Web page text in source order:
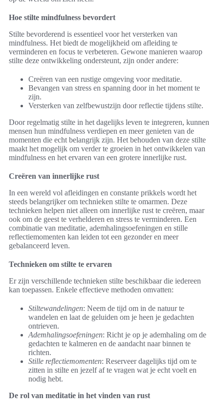
Hoe stilte mindfulness bevordert
Stilte bevorderend is essentieel voor het versterken van
mindfulness. Het biedt de mogelijkheid om afleiding te
verminderen en focus te verbeteren. Gewone manieren waarop
stilte deze ontwikkeling ondersteunt, zijn onder andere:
Creëren van een rustige omgeving voor meditatie.
Bevangen van stress en spanning door in het moment te
zijn.
Versterken van zelfbewustzijn door reflectie tijdens stilte.
Door regelmatig stilte in het dagelijks leven te integreren, kunnen
mensen hun mindfulness verdiepen en meer genieten van de
momenten die echt belangrijk zijn. Het behouden van deze stilte
maakt het mogelijk om verder te groeien in het ontwikkelen van
mindfulness en het ervaren van een grotere innerlijke rust.
Creëren van innerlijke rust
In een wereld vol afleidingen en constante prikkels wordt het
steeds belangrijker om technieken stilte te omarmen. Deze
technieken helpen niet alleen om innerlijke rust te creëren, maar
ook om de geest te verhelderen en stress te verminderen. Een
combinatie van meditatie, ademhalingsoefeningen en stille
reflectiemomenten kan leiden tot een gezonder en meer
gebalanceerd leven.
Technieken om stilte te ervaren
Er zijn verschillende technieken stilte beschikbaar die iedereen
kan toepassen. Enkele effectieve methoden omvatten:
Stiltewandelingen: Neem de tijd om in de natuur te
wandelen en laat de geluiden om je heen je gedachten
ontrieven.
Ademhalingsoefeningen: Richt je op je ademhaling om de
gedachten te kalmeren en de aandacht naar binnen te
richten.
Stille reflectiemomenten: Reserveer dagelijks tijd om te
zitten in stilte en jezelf af te vragen wat je echt voelt en
nodig hebt.
De rol van meditatie in het vinden van rust